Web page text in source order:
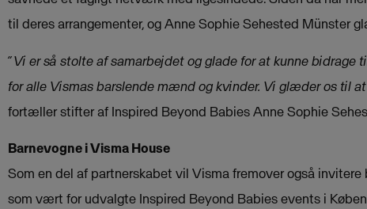
til deres arrangementer, og Anne Sophie Sehested Münster
”Vi er så stolte af samarbejdet og glade for at kunne bidrage
for alle Vismas barslende mænd og kvinder. Vi glæder os til
fortæller stifter af Inspired Beyond Babies Anne Sophie
Barnevogne i Visma House
Som en del af partnerskabet vil Visma fremover også
som vært for udvalgte Inspired Beyond Babies events i